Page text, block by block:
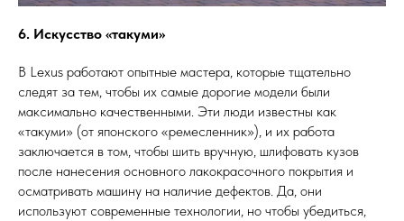
6. Искусство «такуми»
В Lexus работают опытные мастера, которые тщательно
следят за тем, чтобы их самые дорогие модели были
максимально качественными. Эти люди известны как
«такуми» (от японского «ремесленник»), и их работа
заключается в том, чтобы шить вручную, шлифовать кузов
после нанесения основного лакокрасочного покрытия и
осматривать машину на наличие дефектов. Да, они
используют современные технологии, но чтобы убедиться,